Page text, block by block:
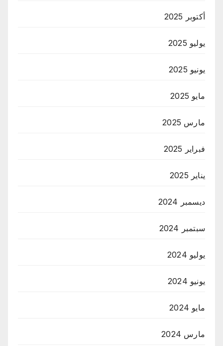
أكتوبر 2025
يوليو 2025
يونيو 2025
مايو 2025
مارس 2025
فبراير 2025
يناير 2025
ديسمبر 2024
سبتمبر 2024
يوليو 2024
يونيو 2024
مايو 2024
مارس 2024